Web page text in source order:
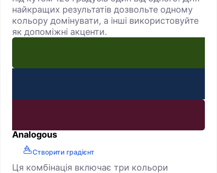
найкращих результатів дозвольте одному
кольору домінувати, а інші використовуйте
як допоміжні акценти.
Analogous
Створити градієнт
Ця комбінація включає три кольори